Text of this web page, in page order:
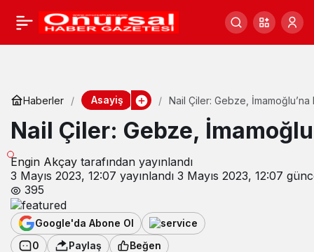
Haberler Asayiş Nail Çiler: Gebze, İmamoğlu’na
Nail Çiler: Gebze,
Engin Akçay tarafından yayınlandı
3 Mayıs 2023, 12:07 yayınlandı 3 Mayıs 2023, 12:07
395
Google'da Abone Ol
0
Paylaş Beğen